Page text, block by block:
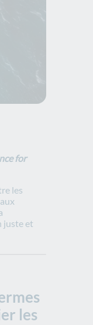
for
les
juste et
les